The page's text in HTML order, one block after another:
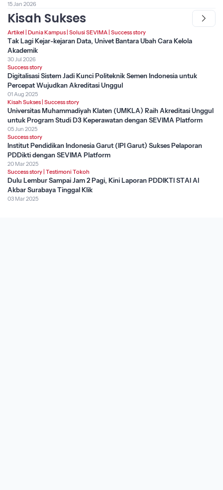
15 Jan 2026
Kisah Sukses
Artikel Dunia Kampus Solusi SEVIMA Success story
Tak Lagi Kejar-kejaran Data, Univet Bantara Ubah Cara Kelola
Akademik
30 Jul 2026
Success story
Digitalisasi Sistem Jadi Kunci Politeknik Semen Indonesia untuk
Percepat Wujudkan Akreditasi Unggul
01 Aug 2025
Kisah Sukses Success story
Universitas Muhammadiyah Klaten (UMKLA) Raih Akreditasi Unggul
untuk Program Studi D3 Keperawatan dengan SEVIMA Platform
05 Jun 2025
Success story
Institut Pendidikan Indonesia Garut (IPI Garut) Sukses Pelaporan
PDDikti dengan SEVIMA Platform
20 Mar 2025
Success story Testimoni Tokoh
Dulu Lembur Sampai Jam 2 Pagi, Kini Laporan PDDIKTI STAI Al
Akbar Surabaya Tinggal Klik
03 Mar 2025